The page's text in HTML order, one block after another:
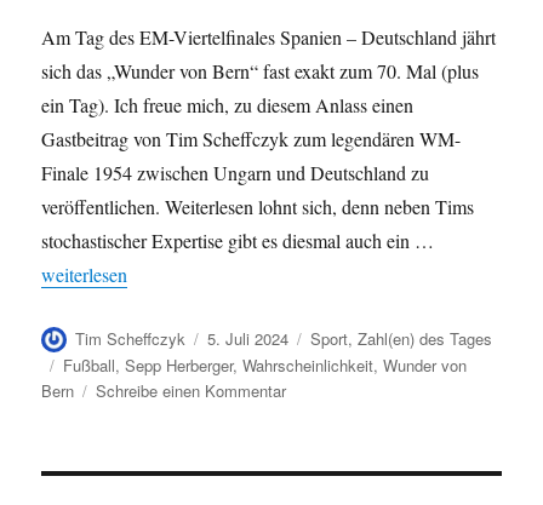
Am Tag des EM-Viertelfinales Spanien – Deutschland jährt
sich das „Wunder von Bern“ fast exakt zum 70. Mal (plus
ein Tag). Ich freue mich, zu diesem Anlass einen
Gastbeitrag von Tim Scheffczyk zum legendären WM-
Finale 1954 zwischen Ungarn und Deutschland zu
veröffentlichen. Weiterlesen lohnt sich, denn neben Tims
stochastischer Expertise gibt es diesmal auch ein …
„Das Wunder von Bern – Subjektives oder objektives Wunder ?“
weiterlesen
Autor
Tim Scheffczyk
Veröffentlicht
am
5. Juli 2024 Kategorien
Sport,Zahl(en) des Tages
Schlagwörter
Fußball,Sepp Herberger,Wahrscheinlichkeit,Wunder von
Bern
Schreibe einen Kommentarzu